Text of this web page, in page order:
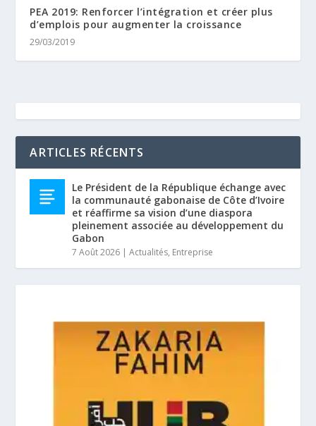
PEA 2019: Renforcer l’intégration et créer plus
d’emplois pour augmenter la croissance
29/03/2019
ARTICLES RÉCENTS
Le Président de la République échange avec
la communauté gabonaise de Côte d’Ivoire
et réaffirme sa vision d’une diaspora
pleinement associée au développement du
Gabon
7 Août 2026 |Actualités, Entreprise